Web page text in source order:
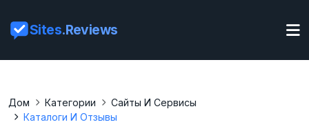
Sites.Reviews
Дом Категории
Сайты И Сервисы
Каталоги И Отзывы